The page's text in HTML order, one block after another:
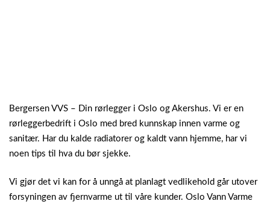
Bergersen VVS – Din rørlegger i Oslo og Akershus. Vi er en
rørleggerbedrift i Oslo med bred kunnskap innen varme og
sanitær. Har du kalde radiatorer og kaldt vann hjemme, har vi
noen tips til hva du bør sjekke.
Vi gjør det vi kan for å unngå at planlagt vedlikehold går utover
forsyningen av fjernvarme ut til våre kunder. Oslo Vann Varme